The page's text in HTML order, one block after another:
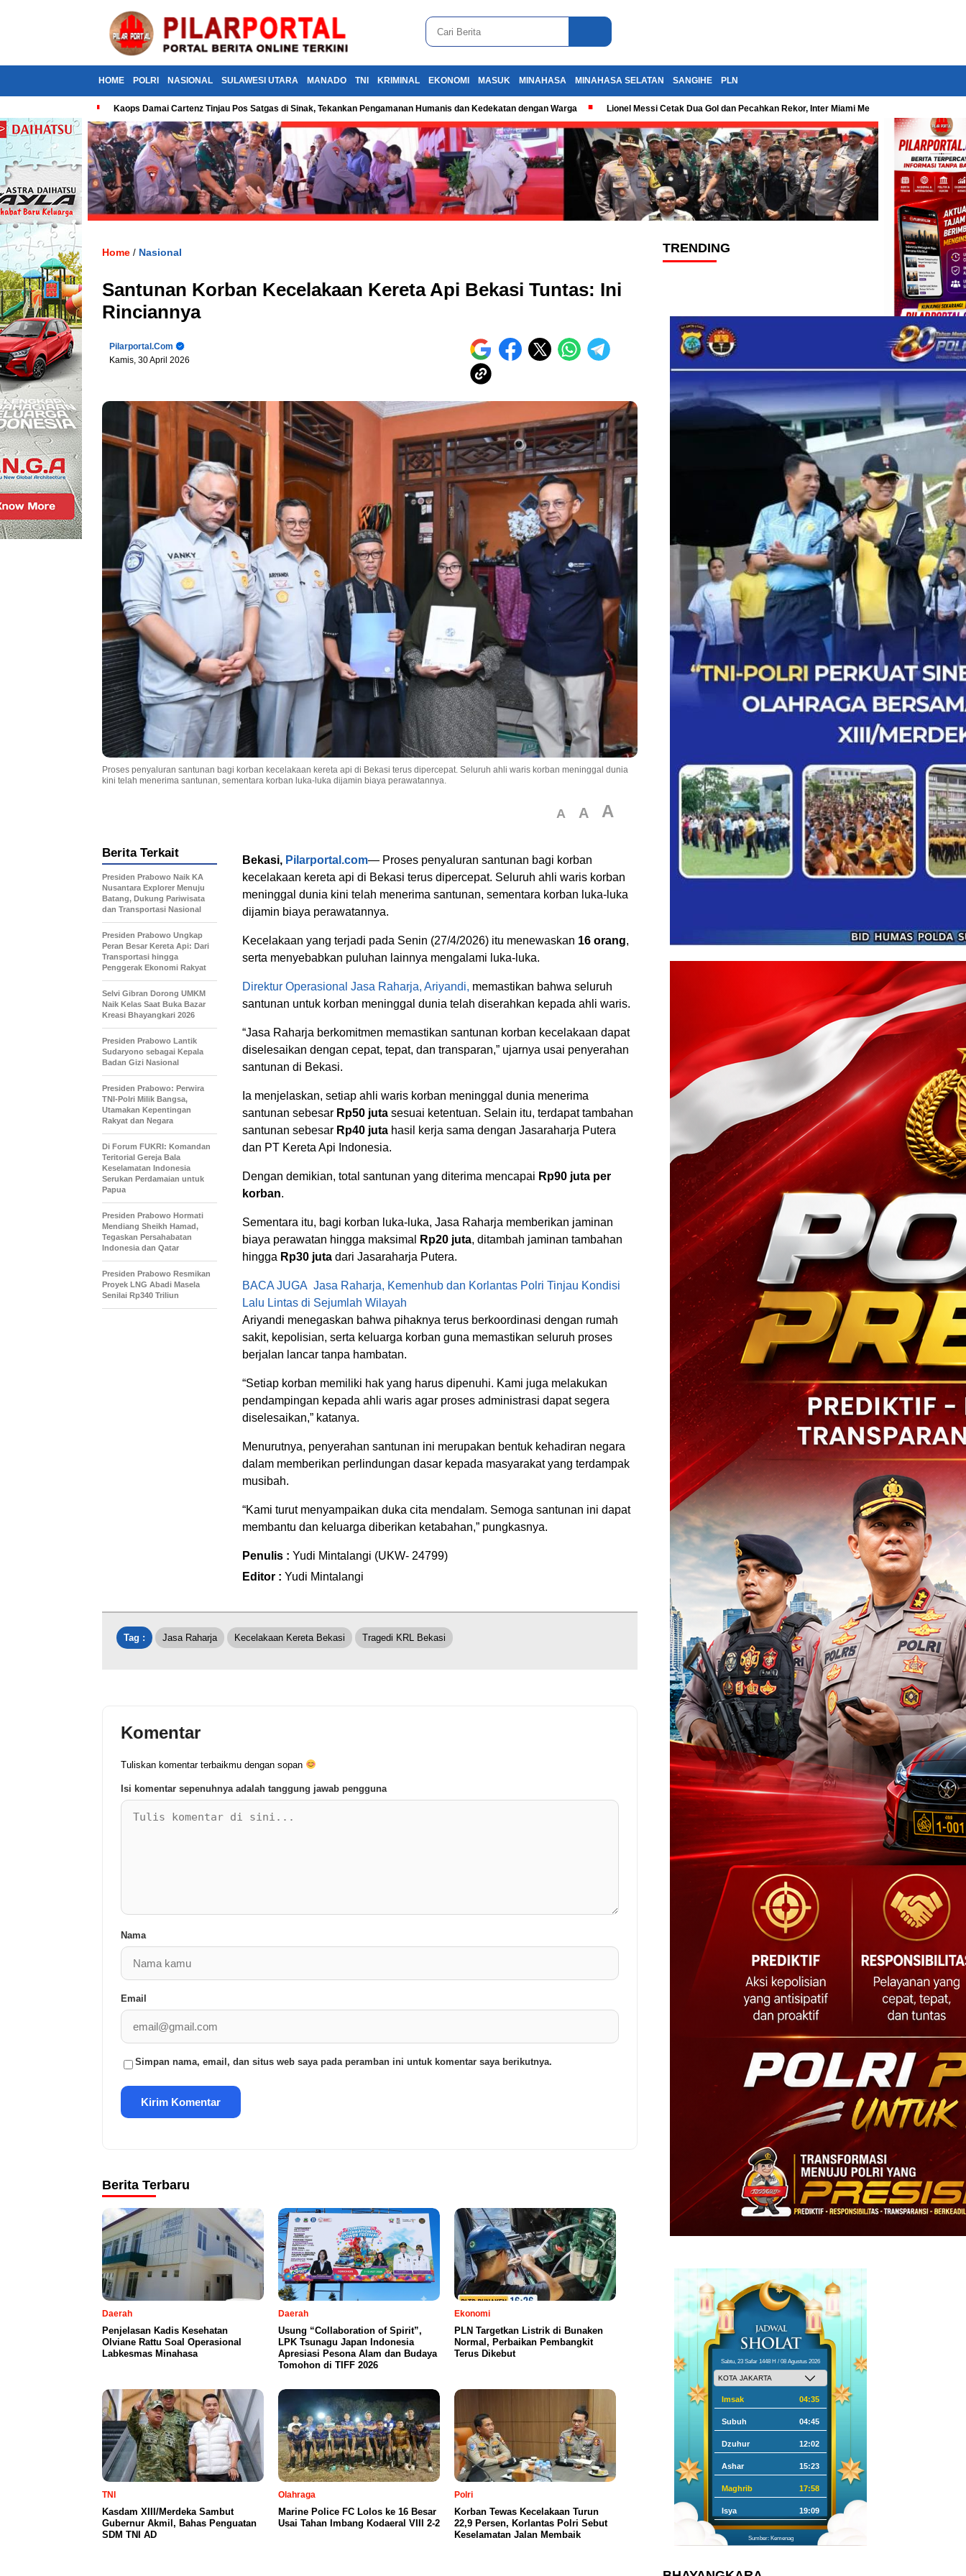
HOME POLRI NASIONAL SULAWESI UTARA MANADO TNI KRIMINAL EKONOMI MASUK MINAHASA MINAHASA SELATAN SANGIHE PLN
Kaops Damai Cartenz Tinjau Pos Satgas di Sinak, Tekankan Pengamanan Humanis dan Kedekatan dengan Warga Lionel Messi Cetak Dua Gol dan Pecahkan Rekor, Inter Miami Menang Dramatis di
Home / Nasional
Santunan Korban Kecelakaan Kereta Api Bekasi Tuntas: Ini
Rinciannya
Pilarportal.com
Kamis, 30 April 2026
Proses penyaluran santunan bagi korban kecelakaan kereta api di Bekasi terus dipercepat. Seluruh ahli waris korban meninggal dunia
kini telah menerima santunan, sementara korban luka-luka dijamin biaya perawatannya.
A A A
Bekasi, Pilarportal.com— Proses penyaluran santunan bagi korban
kecelakaan kereta api di Bekasi terus dipercepat. Seluruh ahli waris korban
meninggal dunia kini telah menerima santunan, sementara korban luka-luka
dijamin biaya perawatannya.
Kecelakaan yang terjadi pada Senin (27/4/2026) itu menewaskan 16 orang,
serta menyebabkan puluhan lainnya mengalami luka-luka.
Direktur Operasional Jasa Raharja, Ariyandi, memastikan bahwa seluruh
santunan untuk korban meninggal dunia telah diserahkan kepada ahli waris.
“Jasa Raharja berkomitmen memastikan santunan korban kecelakaan dapat
diselesaikan dengan cepat, tepat, dan transparan,” ujarnya usai penyerahan
santunan di Bekasi.
Ia menjelaskan, setiap ahli waris korban meninggal dunia menerima
santunan sebesar Rp50 juta sesuai ketentuan. Selain itu, terdapat tambahan
santunan sebesar Rp40 juta hasil kerja sama dengan Jasaraharja Putera
dan PT Kereta Api Indonesia.
Dengan demikian, total santunan yang diterima mencapai Rp90 juta per
korban.
Sementara itu, bagi korban luka-luka, Jasa Raharja memberikan jaminan
biaya perawatan hingga maksimal
Rp20 juta, ditambah jaminan tambahan
hingga Rp30 juta dari Jasaraharja Putera.
BACA JUGA Jasa Raharja, Kemenhub dan Korlantas Polri Tinjau Kondisi
Lalu Lintas di Sejumlah Wilayah
Ariyandi menegaskan bahwa pihaknya terus berkoordinasi dengan rumah
sakit, kepolisian, serta keluarga korban guna memastikan seluruh proses
berjalan lancar tanpa hambatan.
“Setiap korban memiliki hak yang harus dipenuhi. Kami juga melakukan
pendampingan kepada ahli waris agar proses administrasi dapat segera
diselesaikan,” katanya.
Menurutnya, penyerahan santunan ini merupakan bentuk kehadiran negara
dalam memberikan perlindungan dasar kepada masyarakat yang terdampak
musibah.
“Kami turut menyampaikan duka cita mendalam. Semoga santunan ini dapat
membantu dan keluarga diberikan ketabahan,” pungkasnya.
Penulis : Yudi Mintalangi (UKW- 24799)
Editor : Yudi Mintalangi
Berita Terkait
Presiden Prabowo Naik KA
Nusantara Explorer Menuju
Batang, Dukung Pariwisata
dan Transportasi Nasional
Presiden Prabowo Ungkap
Peran Besar Kereta Api: Dari
Transportasi hingga
Penggerak Ekonomi Rakyat
Selvi Gibran Dorong UMKM
Naik Kelas Saat Buka Bazar
Kreasi Bhayangkari 2026
Presiden Prabowo Lantik
Sudaryono sebagai Kepala
Badan Gizi Nasional
Presiden Prabowo: Perwira
TNI-Polri Milik Bangsa,
Utamakan Kepentingan
Rakyat dan Negara
Di Forum FUKRI: Komandan
Teritorial Gereja Bala
Keselamatan Indonesia
Serukan Perdamaian untuk
Papua
Presiden Prabowo Hormati
Mendiang Sheikh Hamad,
Tegaskan Persahabatan
Indonesia dan Qatar
Presiden Prabowo Resmikan
Proyek LNG Abadi Masela
Senilai Rp340 Triliun
Tag : Jasa Raharja Kecelakaan Kereta Bekasi Tragedi KRL Bekasi
Komentar
Tuliskan komentar terbaikmu dengan sopan
Isi komentar sepenuhnya adalah tanggung jawab pengguna
Nama
Email
Simpan nama, email, dan situs web saya pada peramban ini untuk komentar saya berikutnya.
Berita Terbaru
Daerah
Penjelasan Kadis Kesehatan
Olviane Rattu Soal Operasional
Labkesmas Minahasa
Daerah
Usung “Collaboration of Spirit”,
LPK Tsunagu Japan Indonesia
Apresiasi Pesona Alam dan Budaya
Tomohon di TIFF 2026
Ekonomi
PLN Targetkan Listrik di Bunaken
Normal, Perbaikan Pembangkit
Terus Dikebut
TNI
Kasdam XIII/Merdeka Sambut
Gubernur Akmil, Bahas Penguatan
SDM TNI AD
Olahraga
Marine Police FC Lolos ke 16 Besar
Usai Tahan Imbang Kodaeral VIII 2-2
Polri
Korban Tewas Kecelakaan Turun
22,9 Persen, Korlantas Polri Sebut
Keselamatan Jalan Membaik
TRENDING
Sabtu, 23 Safar 1448 H / 08 Agustus 2026
Imsak 04:35
Subuh 04:45
Dzuhur 12:02
Ashar 15:23
Maghrib 17:58
Isya 19:09
Sumber: Kemenag